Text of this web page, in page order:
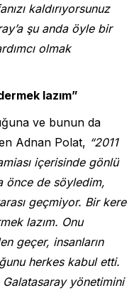
kaldırıyorsunuz
şu anda öyle bir
olmak
lazım”
ve bunun da
Adnan Polat, “2011
içerisinde gönlü
önce de söyledim,
geçmiyor. Bir kere
lazım. Onu
geçer, insanların
herkes kabul etti.
yönetimini